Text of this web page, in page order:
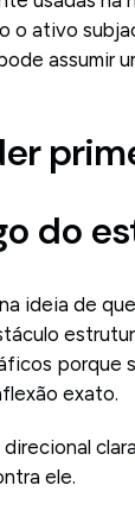
o ativo
assumir
do
ideia de
porque
exato.
ele.